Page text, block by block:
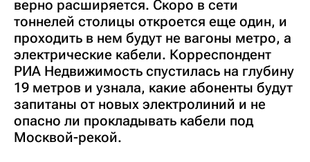
верно расширяется. Скоро в сети
тоннелей столицы откроется еще один, и
проходить в нем будут не вагоны метро, а
электрические кабели. Корреспондент
РИА Недвижимость спустилась на глубину
19 метров и узнала, какие абоненты будут
запитаны от новых электролиний и не
опасно ли прокладывать кабели под
Москвой-рекой.